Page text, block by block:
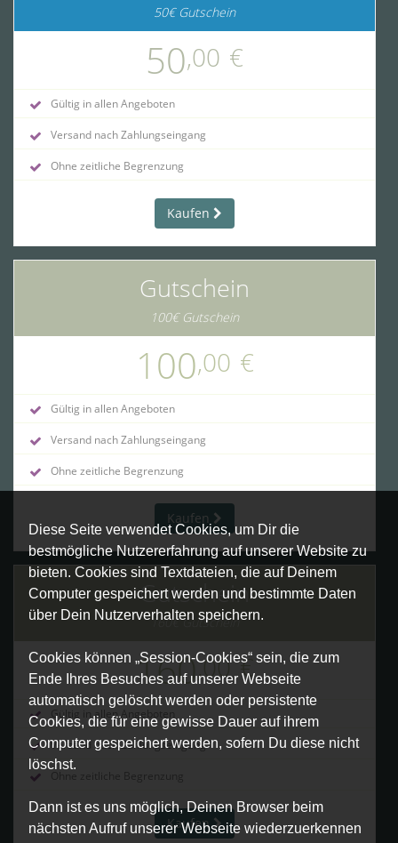
Diese Seite verwendet Cookies, um Dir die
bestmögliche Nutzererfahrung auf unserer Website zu
bieten. Cookies sind Textdateien, die auf Deinem
Computer gespeichert werden und bestimmte Daten
über Dein Nutzerverhalten speichern.
Cookies können „Session-Cookies“ sein, die zum
Ende Ihres Besuches auf unserer Webseite
automatisch gelöscht werden oder persistente
Cookies, die für eine gewisse Dauer auf ihrem
Computer gespeichert werden, sofern Du diese nicht
löschst.
Dann ist es uns möglich, Deinen Browser beim
nächsten Aufruf unserer Webseite wiederzuerkennen
50€ Gutschein
50,00 €
Gültig in allen Angeboten
Versand nach Zahlungseingang
Ohne zeitliche Begrenzung
Kaufen
Gutschein
100€ Gutschein
100,00 €
Gültig in allen Angeboten
Versand nach Zahlungseingang
Ohne zeitliche Begrenzung
Kaufen
Gutschein
160€ Gutschein
160,00 €
Gültig in allen Angeboten
Versand nach Zahlungseingang
Ohne zeitliche Begrenzung
Kaufen